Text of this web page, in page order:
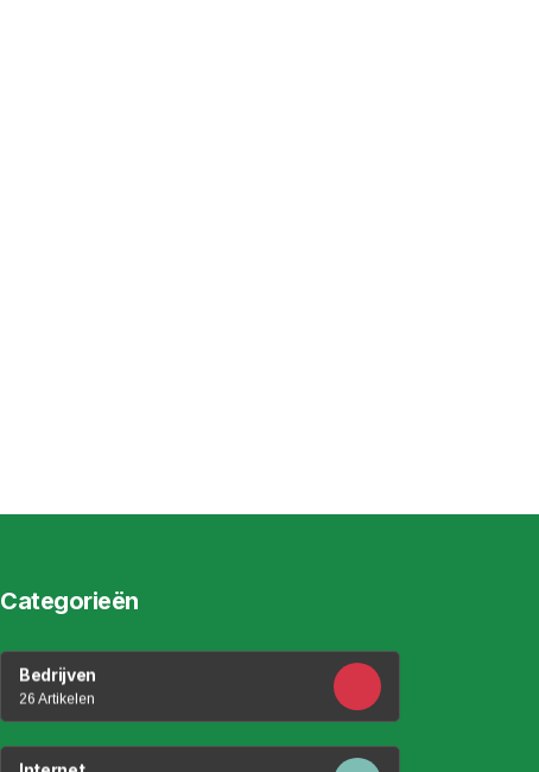
Categorieën
Bedrijven
26 Artikelen